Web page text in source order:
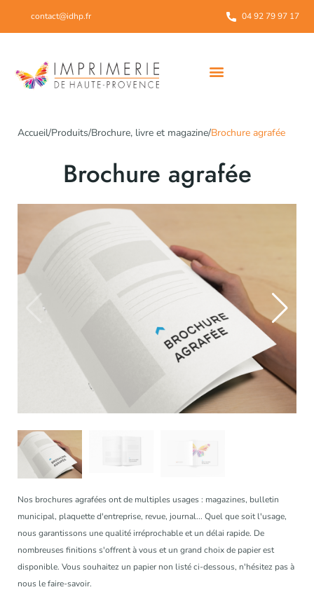
contact@idhp.fr 04 92 79 97 17
Accueil/Produits/Brochure, livre et magazine/Brochure agrafée
Brochure agrafée
Nos brochures agrafées ont de multiples usages : magazines, bulletin
municipal, plaquette d'entreprise, revue, journal... Quel que soit l'usage,
nous garantissons une qualité irréprochable et un délai rapide. De
nombreuses finitions s'offrent à vous et un grand choix de papier est
disponible. Vous souhaitez un papier non listé ci-dessous, n'hésitez pas à
nous le faire-savoir.